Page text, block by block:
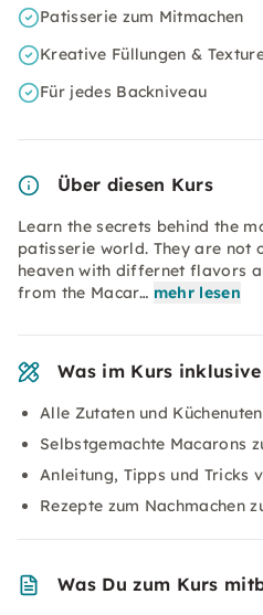
Patisserie zum Mitmachen
Kreative Füllungen &
Für jedes Backniveau
Über diesen Kurs
Learn the secrets behind the
patisserie world. They are not
heaven with differnet flavors
from the Macar… mehr lesen
Was im Kurs
Alle Zutaten und
Selbstgemachte Macarons
Anleitung, Tipps und Tricks
Rezepte zum Nachmachen
Was Du zum Kurs